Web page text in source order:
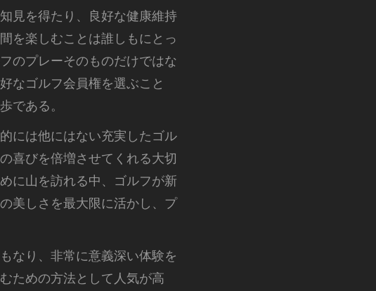
見を得たり、良好な健康維持
を楽しむことは誰しもにとっ
のプレーそのものだけではな
なゴルフ会員権を選ぶこと
である。
には他にはない充実したゴル
喜びを倍増させてくれる大切
に山を訪れる中、ゴルフが新
美しさを最大限に活かし、プ
なり、非常に意義深い体験を
ための方法として人気が高